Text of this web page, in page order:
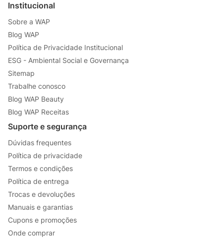
Institucional
Sobre a WAP
Blog WAP
Política de Privacidade Institucional
ESG - Ambiental Social e Governança
Sitemap
Trabalhe conosco
Blog WAP Beauty
Blog WAP Receitas
Suporte e segurança
Dúvidas frequentes
Política de privacidade
Termos e condições
Política de entrega
Trocas e devoluções
Manuais e garantias
Cupons e promoções
Onde comprar